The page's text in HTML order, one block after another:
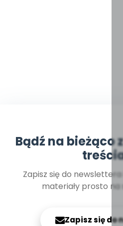
Bądź na bieżąco
Zapisz się do
materiały prosto na
Zapisz się do